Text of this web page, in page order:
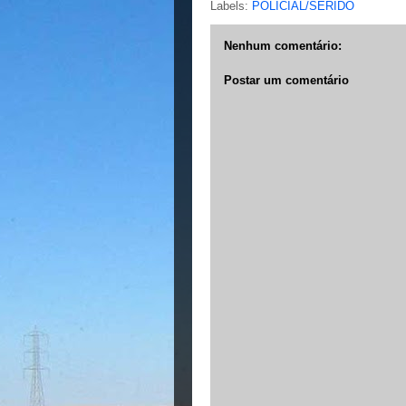
Labels: POLICIAL/SERIDÓ
Nenhum comentário:
Postar um comentário